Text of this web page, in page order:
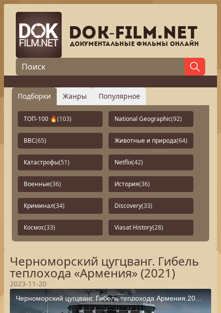
Подборки Жанры Популярное
ТОП-100 🔥(103) National Geographic(92)
BBC(65) Животные и природа(64)
Катастрофы(51) Netflix(42)
Военные(36) История(36)
Криминал(34) Discovery(33)
Космос(33) Viasat History(28)
Черноморский цугцванг. Гибель
теплохода «Армения» (2021)
2023-11-20